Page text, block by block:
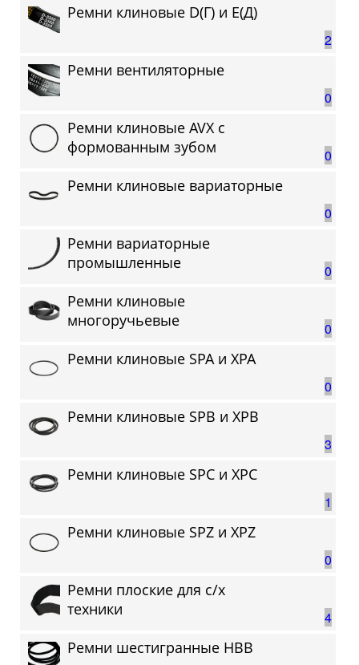
2
Ремни клиновые D(Г) и Е(Д)
0
Ремни вентиляторные
0
Ремни клиновые AVX с
формованным зубом
0
Ремни клиновые вариаторные
0
Ремни вариаторные
промышленные
0
Ремни клиновые
многоручьевые
0
Ремни клиновые SPA и XPA
3
Ремни клиновые SPB и XPB
1
Ремни клиновые SPC и XPC
0
Ремни клиновые SPZ и XPZ
4
Ремни плоские для с/х
техники
Ремни шестигранные HBB